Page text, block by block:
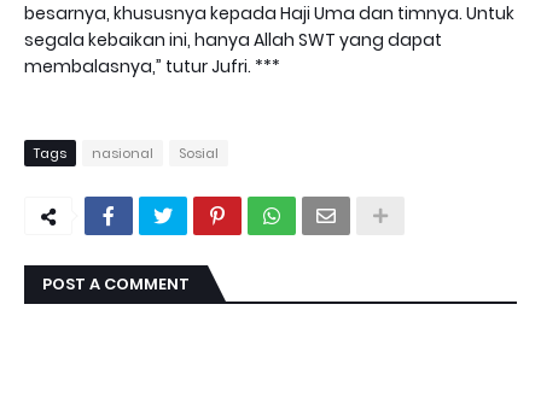
besarnya, khususnya kepada Haji Uma dan timnya. Untuk
segala kebaikan ini, hanya Allah SWT yang dapat
membalasnya,” tutur Jufri. ***
Tags nasional Sosial
POST A COMMENT